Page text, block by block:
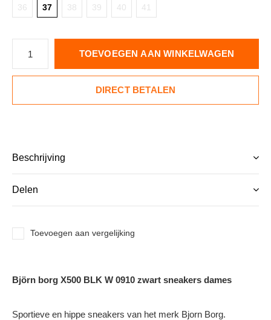
36 37 38 39 40 41
TOEVOEGEN AAN WINKELWAGEN
DIRECT BETALEN
Beschrijving
Delen
Toevoegen aan vergelijking
Björn borg X500 BLK W 0910 zwart sneakers dames
Sportieve en hippe sneakers van het merk Bjorn Borg.